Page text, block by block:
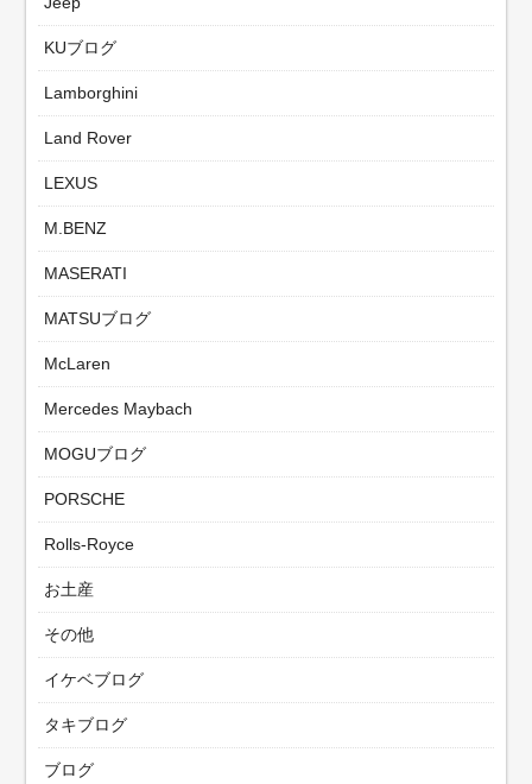
KUブログ
Lamborghini
Land Rover
LEXUS
M.BENZ
MASERATI
MATSUブログ
McLaren
Mercedes Maybach
MOGUブログ
PORSCHE
Rolls-Royce
お土産
その他
イケベブログ
タキブログ
ブログ